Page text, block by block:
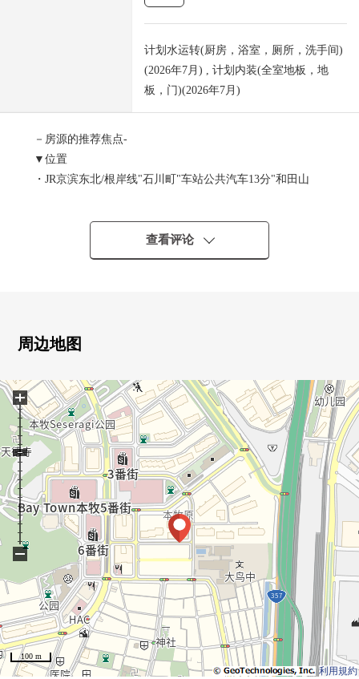
计划水运转(厨房，浴室，厕所，洗手间)
(2026年7月) , 计划内装(全室地板，地
板，门)(2026年7月)
－房源的推荐焦点-
▼位置
・JR京滨东北/根岸线"石川町"车站公共汽车13分"和田山
・JR京滨东北/根岸线"根岸"车站公共汽车12分"本牧原"停
・横滨高速铁道港未来线"元町·中华街"车站公共汽车13
・钢骨钢筋混凝土构造
・100户总户数
・三井不动产Residential Service株式会社管理
・日班管理
▼房间的特徴
・每朝南的重厚，阳光良好
・在2面阳台，通风良好
・实际使用面积91.35平米、3LDK的房型
・有步入式衣帽间
・面向全居室阳台
▼设备
・洗碗机
・浴室换气干燥机
・有再加热功能
查看评论
周边地图
利用規約
100 m
+
−